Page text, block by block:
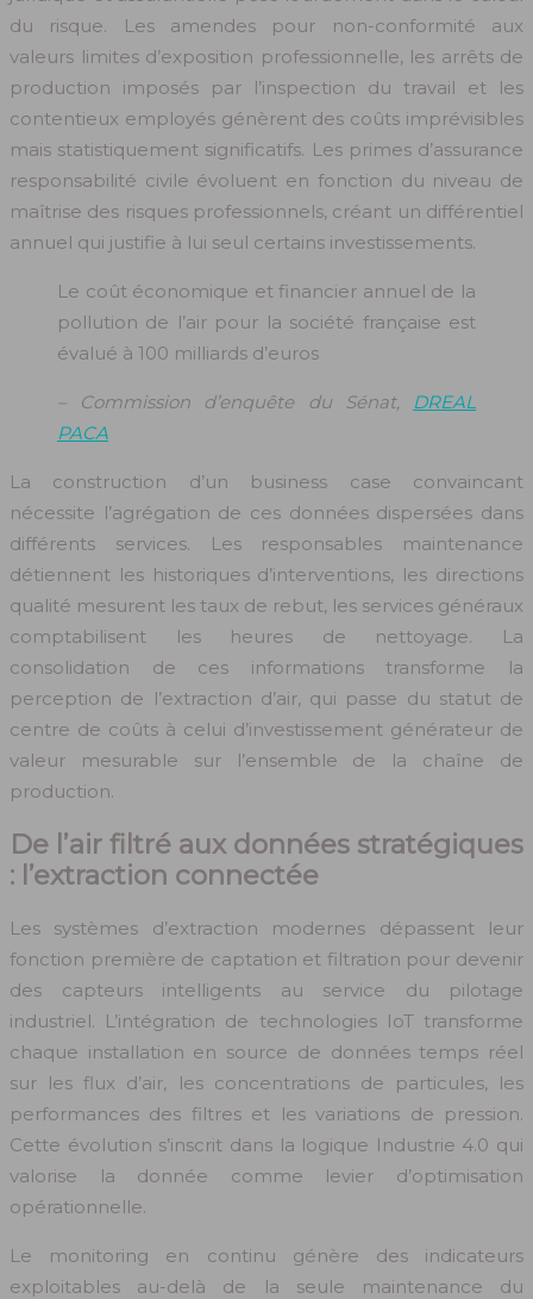
du risque. Les amendes pour non-conformité aux
valeurs limites d’exposition professionnelle, les arrêts de
production imposés par l’inspection du travail et les
contentieux employés génèrent des coûts imprévisibles
mais statistiquement significatifs. Les primes d’assurance
responsabilité civile évoluent en fonction du niveau de
maîtrise des risques professionnels, créant un différentiel
annuel qui justifie à lui seul certains investissements.
Le coût économique et financier annuel de la
pollution de l’air pour la société française est
évalué à 100 milliards d’euros
– Commission d’enquête du Sénat,
DREAL
PACA
La construction d’un business case convaincant
nécessite l’agrégation de ces données dispersées dans
différents services. Les responsables maintenance
détiennent les historiques d’interventions, les directions
qualité mesurent les taux de rebut, les services généraux
comptabilisent les heures de nettoyage. La
consolidation de ces informations transforme la
perception de l’extraction d’air, qui passe du statut de
centre de coûts à celui d’investissement générateur de
valeur mesurable sur l’ensemble de la chaîne de
production.
De l’air filtré aux données stratégiques
: l’extraction connectée
Les systèmes d’extraction modernes dépassent leur
fonction première de captation et filtration pour devenir
des capteurs intelligents au service du pilotage
industriel. L’intégration de technologies IoT transforme
chaque installation en source de données temps réel
sur les flux d’air, les concentrations de particules, les
performances des filtres et les variations de pression.
Cette évolution s’inscrit dans la logique Industrie 4.0 qui
valorise la donnée comme levier d’optimisation
opérationnelle.
Le monitoring en continu génère des indicateurs
exploitables au-delà de la seule maintenance du